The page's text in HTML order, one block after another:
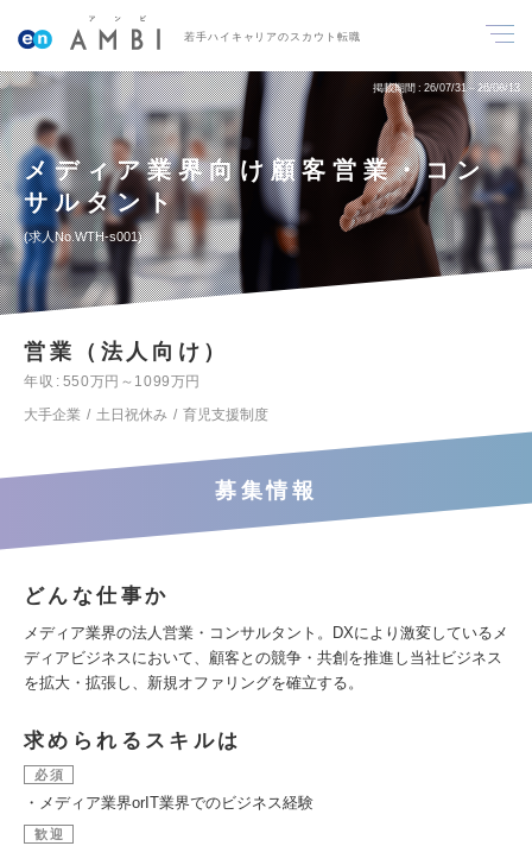
若手ハイキャリアのスカウト転職
掲載期間 26/07/31～26/08/13
メディア業界向け顧客営業・コン
サルタント
求人No.WTH-s001
営業（法人向け）
年収
550万円～1099万円
大手企業
土日祝休み 育児支援制度
募集情報
どんな仕事か
メディア業界の法人営業・コンサルタント。DXにより激変しているメ
ディアビジネスにおいて、顧客との競争・共創を推進し当社ビジネス
を拡大・拡張し、新規オファリングを確立する。
求められるスキルは
必須
・メディア業界orIT業界でのビジネス経験
歓迎